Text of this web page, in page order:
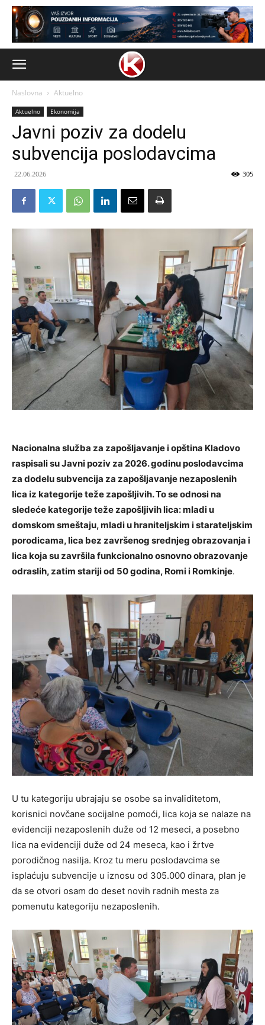
Naslovna Aktuelno
Aktuelno Ekonomija
Javni poziv za dodelu
subvencija poslodavcima
22.06.2026 305
Nacionalna služba za zapošljavanje i opština Kladovo
raspisali su Javni poziv za 2026. godinu poslodavcima
za dodelu subvencija za zapošljavanje nezaposlenih
lica iz kategorije teže zapošljivih. To se odnosi na
sledeće kategorije teže zapošljivih lica: mladi u
domskom smeštaju, mladi u hraniteljskim i starateljskim
porodicama, lica bez završenog srednjeg obrazovanja i
lica koja su završila funkcionalno osnovno obrazovanje
odraslih, zatim stariji od 50 godina, Romi i Romkinje.
U tu kategoriju ubrajaju se osobe sa invaliditetom,
korisnici novčane socijalne pomoći, lica koja se nalaze na
evidenciji nezaposlenih duže od 12 meseci, a posebno
lica na evidenciji duže od 24 meseca, kao i žrtve
porodičnog nasilja. Kroz tu meru poslodavcima se
isplaćuju subvencije u iznosu od 305.000 dinara, plan je
da se otvori osam do deset novih radnih mesta za
pomenutu kategoriju nezaposlenih.